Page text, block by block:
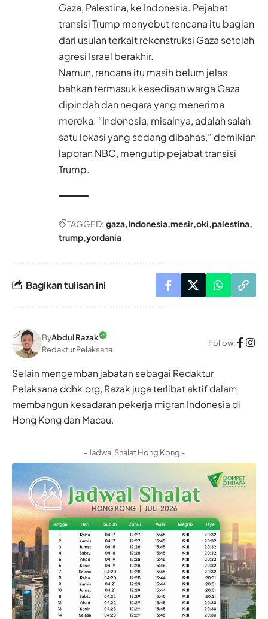
Gaza, Palestina, ke Indonesia. Pejabat
transisi Trump menyebut rencana itu bagian
dari usulan terkait rekonstruksi Gaza setelah
agresi Israel berakhir.
Namun, rencana itu masih belum jelas
bahkan termasuk kesediaan warga Gaza
dipindah dan negara yang menerima
mereka. “Indonesia, misalnya, adalah salah
satu lokasi yang sedang dibahas,” demikian
laporan NBC, mengutip pejabat transisi
Trump.
TAGGED: gaza Indonesia mesir oki palestina
trump yordania
Bagikan tulisan ini
ByAbdul Razak
Redaktur Pelaksana
Follow:
Selain mengemban jabatan sebagai Redaktur
Pelaksana ddhk.org, Razak juga terlibat aktif dalam
membangun kesadaran pekerja migran Indonesia di
Hong Kong dan Macau.
- Jadwal Shalat Hong Kong -